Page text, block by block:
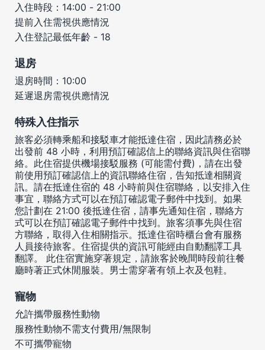
入住時段：14:00 - 21:00
提前入住需視供應情況
入住登記最低年齡 - 18
退房
退房時間：10:00
延遲退房需視供應情況
特殊入住指示
旅客必須轉乘船和接駁車才能抵達住宿，因此請務必於
出發前 48 小時，利用預訂確認信上的聯絡資訊與住宿聯
絡。此住宿提供機場接駁服務 (可能需付費)，請在出發
前使用預訂確認信上的資訊聯絡住宿，告知抵達相關資
訊。請在抵達住宿的 48 小時前與住宿聯絡，以安排入住
事宜，聯絡方式可以在預訂確認電子郵件中找到。如果
您計劃在 21:00 後抵達住宿，請事先通知住宿，聯絡方
式可以在預訂確認電子郵件中找到。旅客須事先與住宿
方聯絡，取得入住相關指示。抵達住宿時櫃台會有服務
人員接待旅客。住宿提供的資訊可能經由自動翻譯工具
翻譯。 此住宿實施穿著規定，請旅客於晚間時段前往餐
廳時著正式休閒服裝。男士需穿著有領上衣及包鞋。
寵物
允許攜帶服務性動物
服務性動物不需支付費用/無限制
不可攜帶寵物